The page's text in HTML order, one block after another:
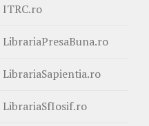
ITRC.ro
LibrariaPresaBuna.ro
LibrariaSapientia.ro
LibrariaSfIosif.ro